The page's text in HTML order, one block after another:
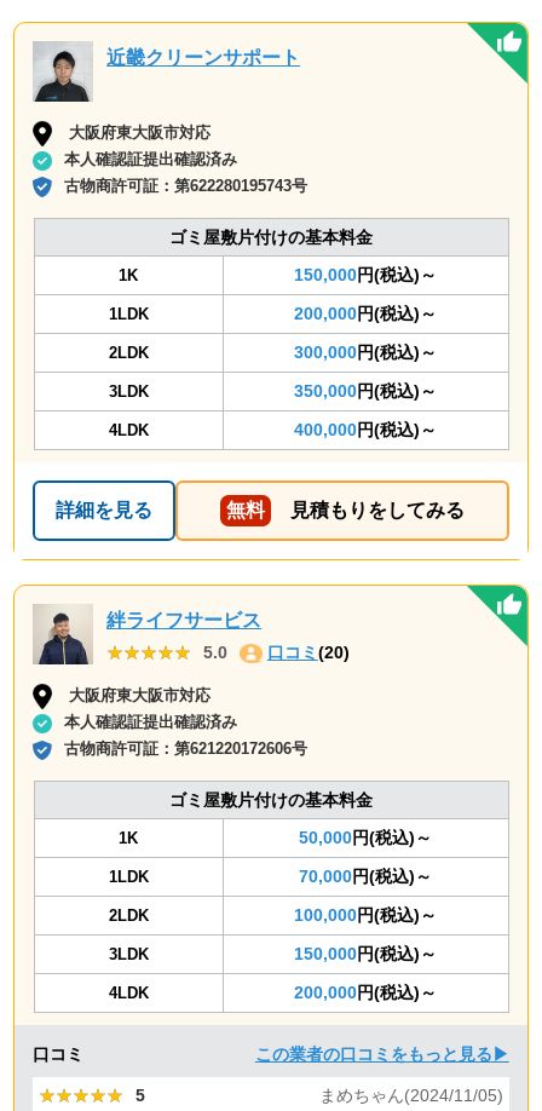
近畿クリーンサポート
大阪府東大阪市対応
本人確認証提出確認済み
古物商許可証：第622280195743号
ゴミ屋敷片付けの基本料金
1K 150,000円(税込)～
1LDK 200,000円(税込)～
2LDK 300,000円(税込)～
3LDK 350,000円(税込)～
4LDK 400,000円(税込)～
詳細を見る 無料 見積もりをしてみる
絆ライフサービス
★★★★★
★★★★★ 5.0 口コミ (20)
大阪府東大阪市対応
本人確認証提出確認済み
古物商許可証：第621220172606号
ゴミ屋敷片付けの基本料金
1K 50,000円(税込)～
1LDK 70,000円(税込)～
2LDK 100,000円(税込)～
3LDK 150,000円(税込)～
4LDK 200,000円(税込)～
口コミ この業者の口コミをもっと見る▶
★★★★★
★★★★★ 5 まめちゃん(2024/11/05)